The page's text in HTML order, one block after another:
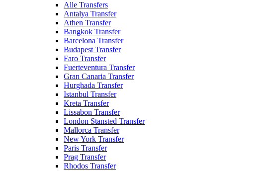
Alle Transfers
Antalya Transfer
Athen Transfer
Bangkok Transfer
Barcelona Transfer
Budapest Transfer
Faro Transfer
Fuerteventura Transfer
Gran Canaria Transfer
Hurghada Transfer
Istanbul Transfer
Kreta Transfer
Lissabon Transfer
London Stansted Transfer
Mallorca Transfer
New York Transfer
Paris Transfer
Prag Transfer
Rhodos Transfer